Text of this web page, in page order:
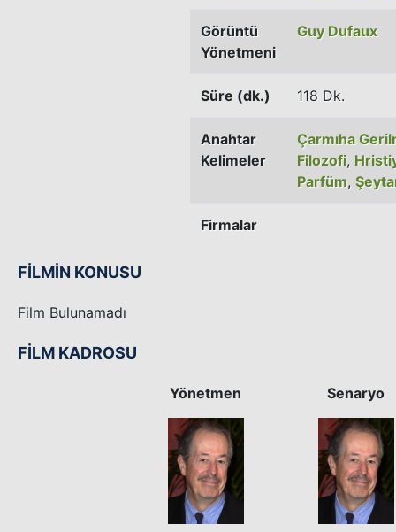
Görüntü
Yönetmeni
Guy Dufaux
Süre (dk.) 118 Dk.
Anahtar
Kelimeler
Çarmıha
Filozofi,
Parfüm,
Firmalar
FİLMİN KONUSU
Film Bulunamadı
FİLM KADROSU
Yönetmen Senaryo